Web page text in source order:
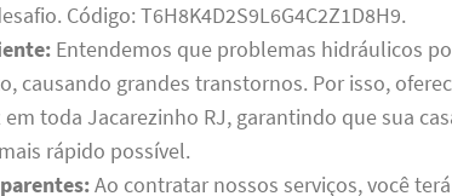
Código: T6H8K4D2S9L6G4C2Z1D8H9.
Entendemos que problemas hidráulicos
causando grandes transtornos. Por isso,
toda Jacarezinho RJ, garantindo que sua
rápido possível.
Ao contratar nossos serviços, você